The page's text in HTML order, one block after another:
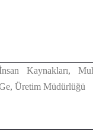
Kaynakları,
Üretim Müdürlüğü